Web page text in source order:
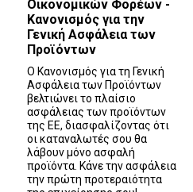
Οικονομικών Φορέων -
Κανονισμός για την
Γενική Ασφάλεια των
Προϊόντων
Ο Κανονισμός για τη Γενική
Ασφάλεια των Προϊόντων
βελτιώνει το πλαίσιο
ασφάλειας των προϊόντων
της ΕΕ, διασφαλίζοντας ότι
οι καταναλωτές σου θα
λάβουν μόνο ασφαλή
προϊόντα. Κάνε την ασφάλεια
την πρώτη προτεραιότητα